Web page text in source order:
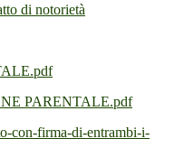
di notorietà
PARENTALE.pdf
con-firma-di-entrambi-i-